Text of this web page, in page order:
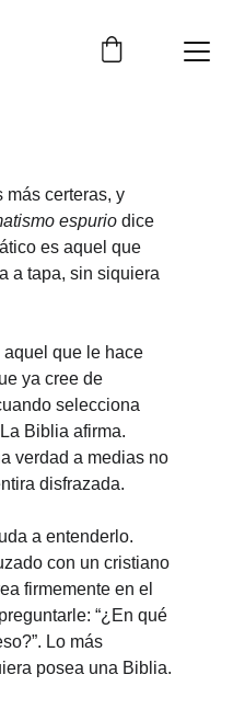
más certeras, y
espurio dice
es aquel que
a tapa, sin siquiera
aquel que le hace
ya cree de
selecciona
Biblia afirma.
verdad a medias no
disfrazada.
a entenderlo.
con un cristiano
firmemente en el
“¿En qué
Lo más
posea una Biblia.